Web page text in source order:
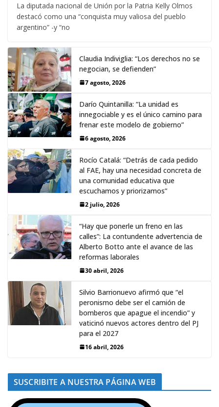
La diputada nacional de Unión por la Patria Kelly Olmos
destacó como una “conquista muy valiosa del pueblo
argentino” -y “no
Claudia Indiviglia: “Los derechos no se
negocian, se defienden”
7 agosto, 2026
Darío Quintanilla: “La unidad es
innegociable y es el único camino para
frenar este modelo de gobierno”
6 agosto, 2026
Rocío Catalá: “Detrás de cada pedido
al FAE, hay una necesidad concreta de
una comunidad educativa que
escuchamos y priorizamos”
2 julio, 2026
“Hay que ponerle un freno en las
calles”: La contundente advertencia de
Alberto Botto ante el avance de las
reformas laborales
30 abril, 2026
Silvio Barrionuevo afirmó que “el
peronismo debe ser el camión de
bomberos que apague el incendio” y
vaticinó nuevos actores dentro del PJ
para el 2027
16 abril, 2026
SUSCRIBITE A NUESTRA PÁGINA WEB